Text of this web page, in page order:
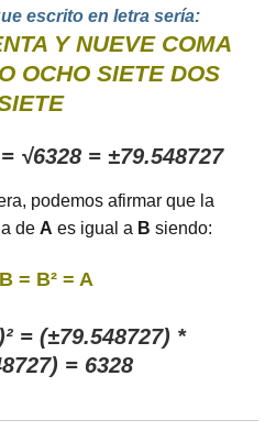
escrito en letra sería:
Y NUEVE COMA
OCHO SIETE DOS
√6328 = ±79.548727
podemos afirmar que la
de A es igual a B siendo:
= B² = A
= (±79.548727) *
= 6328